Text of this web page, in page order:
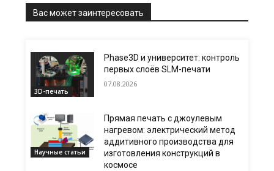
Вас может заинтересовать
3D-печать
Phase3D и университет: контроль
первых слоёв SLM-печати
07.08.2026
Научные статьи
Прямая печать с джоулевым
нагревом: электрический метод
аддитивного производства для
изготовления конструкций в
космосе